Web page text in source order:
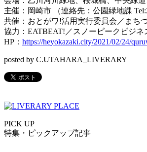
主催：岡崎市 （連絡先：公園緑地課
共催：おとがワ!活用実行委員会／まち
協力：EATBEAT!／スノーピークビジネ
HP： https://heyokazaki.city/2021/02/24/
posted by C.UTAHARA_LIVERARY
PICK UP
特集・ピックアップ記事